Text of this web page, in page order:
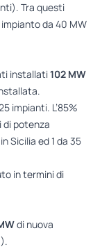
Tra questi
impianto da 40 MW
installati102 MW
impianti. L’85%
di potenza
Sicilia ed 1 da 35
in termini di
di nuova